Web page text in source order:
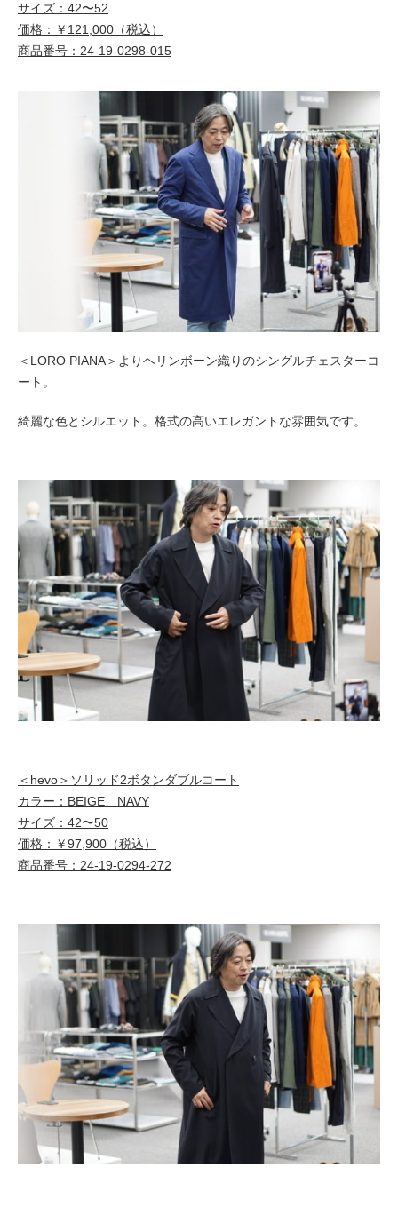
サイズ：42〜52
価格：￥121,000（税込）
商品番号：24-19-0298-015
＜LORO PIANA＞よりヘリンボーン織りのシングルチェスターコ
ート。
綺麗な色とシルエット。格式の高いエレガントな雰囲気です。
＜hevo＞ソリッド2ボタンダブルコート
カラー：BEIGE、NAVY
サイズ：42〜50
価格：￥97,900（税込）
商品番号：24-19-0294-272